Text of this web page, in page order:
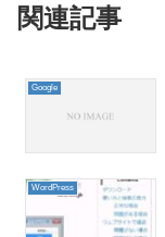
関連記事
Google
WordPress